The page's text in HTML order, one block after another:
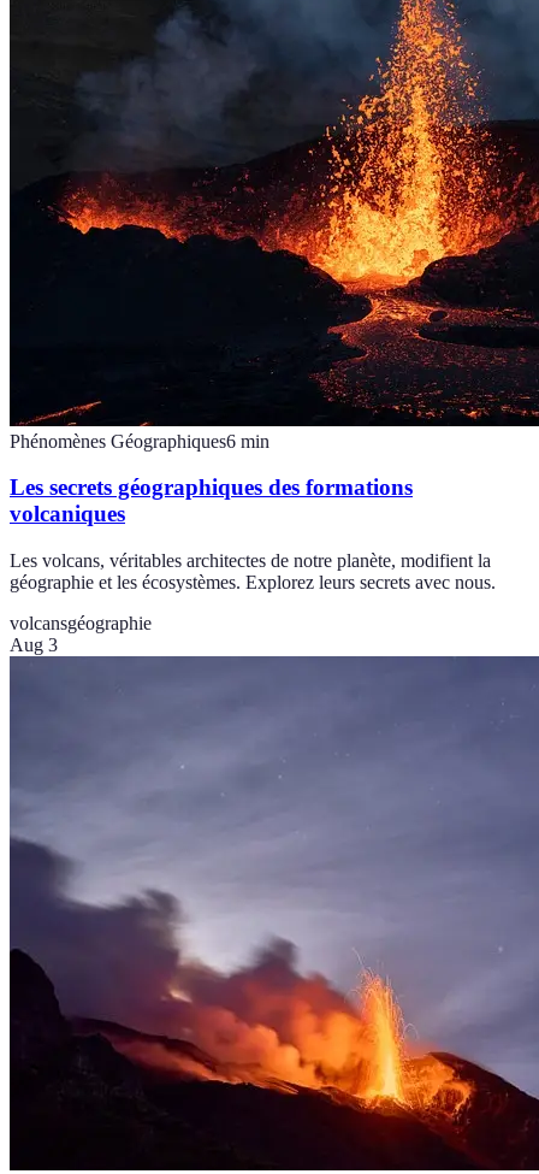
Phénomènes Géographiques6 min
Les secrets géographiques des formations
volcaniques
Les volcans, véritables architectes de notre planète, modifient la
géographie et les écosystèmes. Explorez leurs secrets avec nous.
volcansgéographie
Aug 3